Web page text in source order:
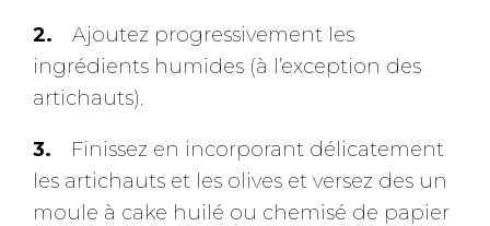
Ajoutez progressivement les
ingrédients humides (à l’exception des
artichauts).
Finissez en incorporant délicatement
les artichauts et les olives et versez des un
moule à cake huilé ou chemisé de papier